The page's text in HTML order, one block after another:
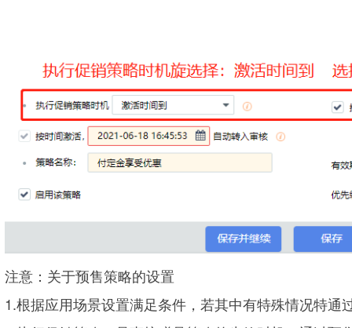
注意：关于预售策略的设置
1.根据应用场景设置满足条件，若其中有特殊情况特通